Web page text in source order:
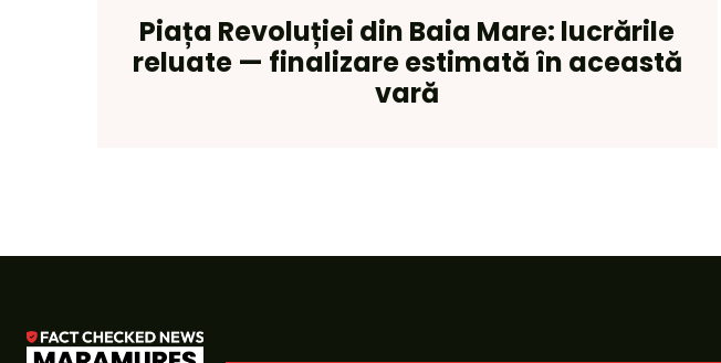
Piața Revoluției din Baia Mare: lucrările
reluate — finalizare estimată în această
vară